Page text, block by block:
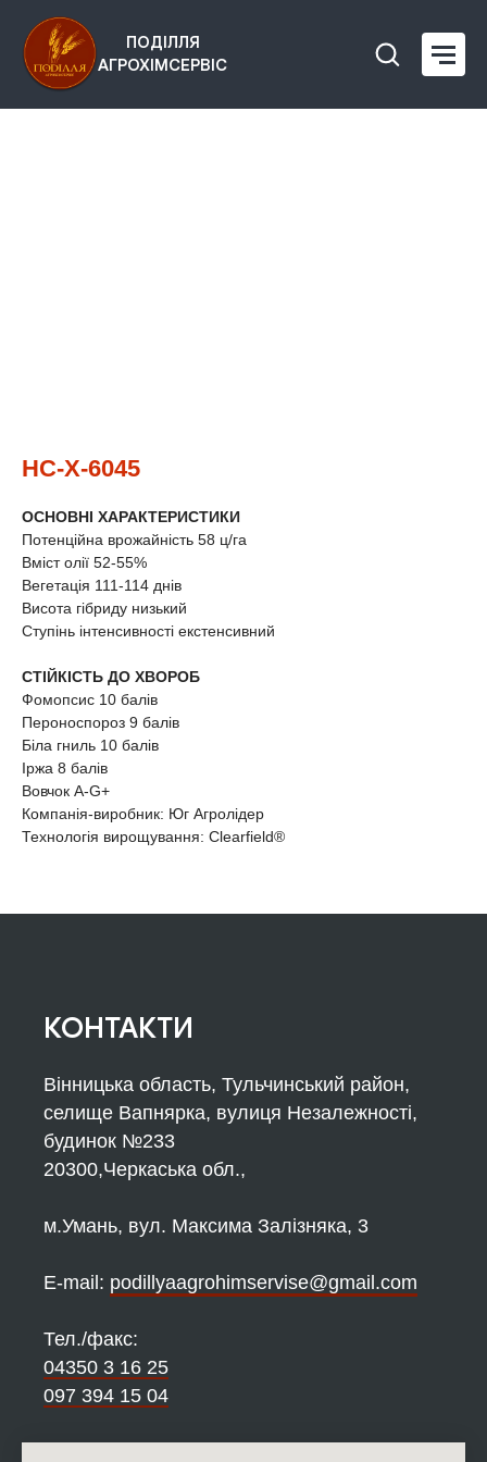
ПОДІЛЛЯ
АГРОХІМСЕРВІС
НС-Х-6045
ОСНОВНІ ХАРАКТЕРИСТИКИ
Потенційна врожайність 58 ц/га
Вміст олії 52-55%
Вегетація 111-114 днів
Висота гібриду низький
Ступінь інтенсивності екстенсивний
СТІЙКІСТЬ ДО ХВОРОБ
Фомопсис 10 балів
Пероноспороз 9 балів
Біла гниль 10 балів
Іржа 8 балів
Вовчок A-G+
Компанія-виробник: Юг Агролідер
Технологія вирощування: Clearfield®
КОНТАКТИ
Вінницька область, Тульчинський район,
селище Вапнярка, вулиця Незалежності,
будинок №233
20300,Черкаська обл.,
м.Умань, вул. Максима Залізняка, 3
Е-mail: podillyaagrohimservise@gmail.com
Тел./факс:
04350 3 16 25
097 394 15 04